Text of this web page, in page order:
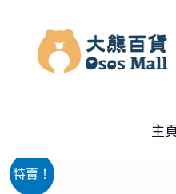
主
特賣！